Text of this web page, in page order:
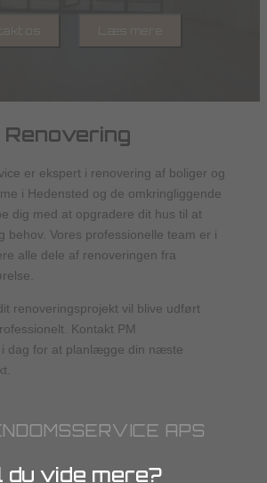
os Læs mere
Renovering
er ekspert i renovering af boliger og
i Hedensted og de omkringliggende
dig med at opgradere dit hus til at
behov. Vores professionelle team er i
alle dele af renoveringen fra
renoveringsprojekt vil blive udført
Kontakt PM
i dag for at planlægge din næste
APS
du vide mere?